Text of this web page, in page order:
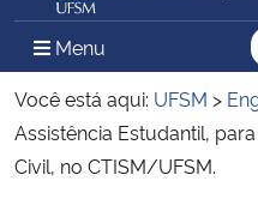
Ministério da Defesa
Ministério das Relações Exteriores
Ministério da Economia
Menu Menu Principal
Você está aqui: UFSM >
Assistência Estudantil,
Civil, no CTISM/UFSM.